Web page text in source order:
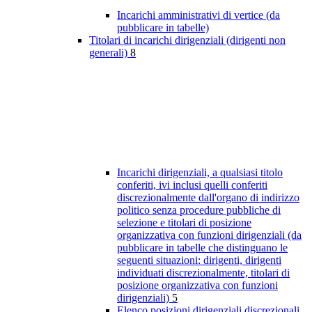
Incarichi amministrativi di vertice (da
pubblicare in tabelle)
Titolari di incarichi dirigenziali (dirigenti non
generali) 8
Incarichi dirigenziali, a qualsiasi titolo
conferiti, ivi inclusi quelli conferiti
discrezionalmente dall'organo di indirizzo
politico senza procedure pubbliche di
selezione e titolari di posizione
organizzativa con funzioni dirigenziali (da
pubblicare in tabelle che distinguano le
seguenti situazioni: dirigenti, dirigenti
individuati discrezionalmente, titolari di
posizione organizzativa con funzioni
dirigenziali) 5